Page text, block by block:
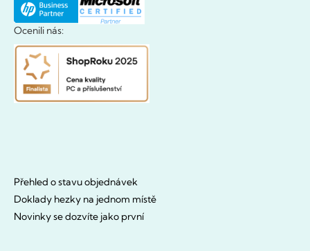
Ocenili nás:
Přehled o stavu objednávek
Doklady hezky na jednom místě
Novinky se dozvíte jako první